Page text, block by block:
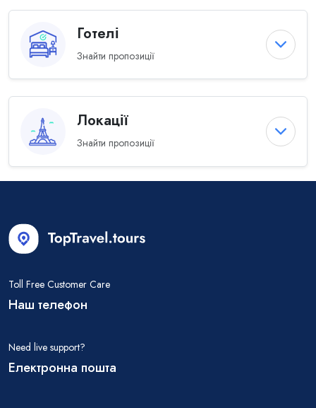
Готелі
Знайти пропозиції
Локації
Знайти пропозиції
Toll Free Customer Care
Наш телефон
Need live support?
Електронна пошта